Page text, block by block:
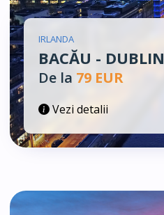
IRLANDA
BACĂU - DUBLIN
De la 79 EUR
Vezi detalii